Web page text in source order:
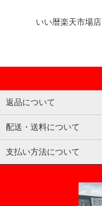
いい暦楽天市場店
返品について
配送・送料について
支払い方法について